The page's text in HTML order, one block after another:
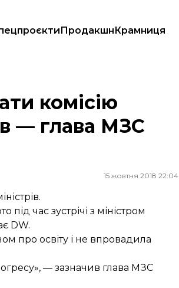
ПродакшнКрамниця
комісію
— глава МЗС
15 жовтня 2018 22:04
час зустрічі з міністром
DW.
про освіту і не впровадила
— зазначив глава МЗС